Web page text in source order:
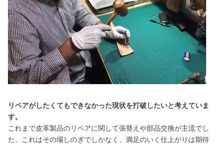
リペアがしたくてもできなかった現状を打破したいと考えていま
す。
これまで皮革製品のリペアに関して張替えや部品交換が主流でし
た。これはその場しのぎでしかなく、満足のいく仕上がりは期待